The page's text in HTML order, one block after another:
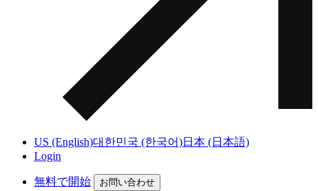
US (English)대한민국 (한국어)日本 (日本語)
Login
無料で開始 お問い合わせ